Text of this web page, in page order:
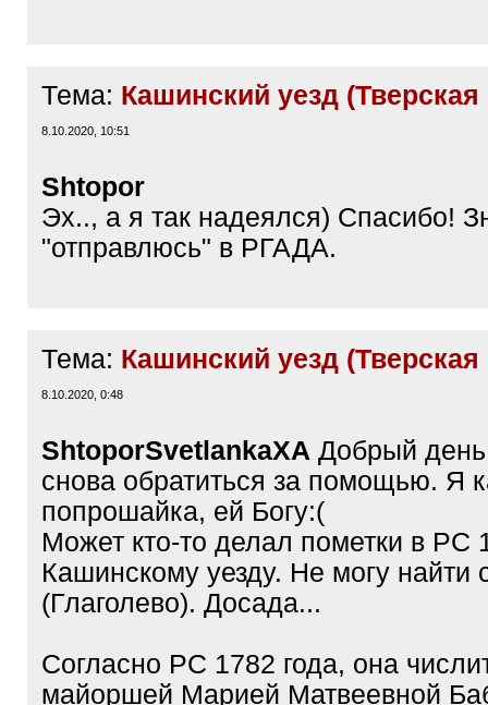
Тема: Кашинский уезд (Тверская
8.10.2020, 10:51
Shtopor
Эх.., а я так надеялся) Спасибо!
"отправлюсь" в РГАДА.
Тема: Кашинский уезд (Тверская
8.10.2020, 0:48
ShtoporSvetlankaXA Добрый
снова обратиться за помощью. Я
попрошайка, ей Богу:(
Может кто-то делал пометки в РС
Кашинскому уезду. Не могу найти
(Глаголево). Досада...
Согласно РС 1782 года, она
майоршей Марией Матвеевной